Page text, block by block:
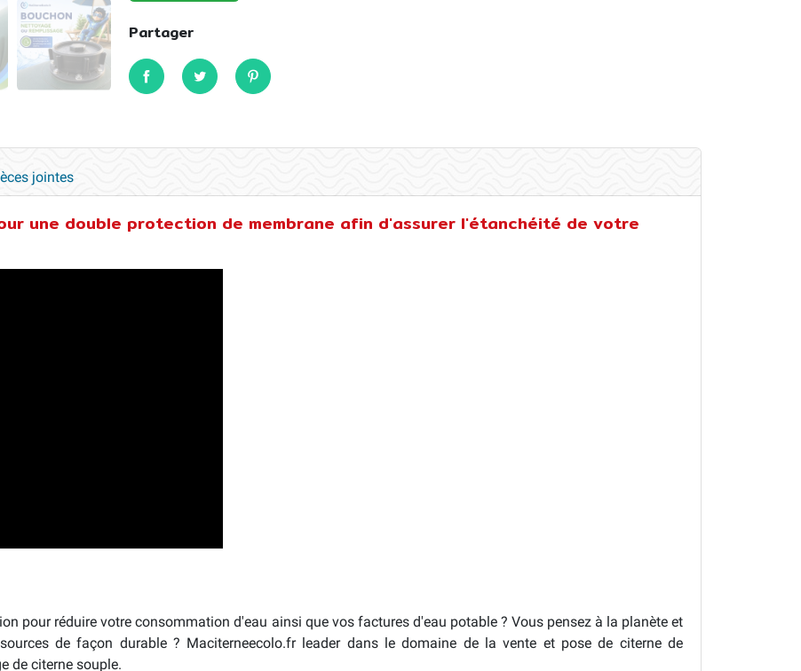
Partager
PartagerTweet Pinterest
jointes
une double protection de membrane afin d'assurer l'étanchéité de votre
pour réduire votre consommation d'eau ainsi que vos factures d'eau potable ? Vous pensez à la planète et
de façon durable ? Maciterneecolo.fr leader dans le domaine de la vente et pose de citerne de
de citerne souple.